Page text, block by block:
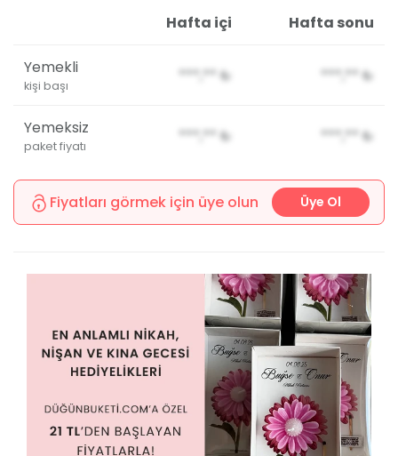
Hafta içi Hafta sonu
Yemekli
kişi başı
***,** ₺ ***,** ₺
Yemeksiz
paket fiyatı
***,** ₺ ***,** ₺
Fiyatları görmek için üye olun Üye Ol